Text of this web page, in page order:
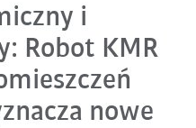
i
Robot KMR
nowe